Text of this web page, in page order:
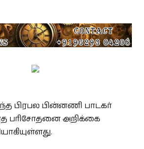
பிரபல பின்னணி பாடகர்
பரிசோதனை அறிக்கை